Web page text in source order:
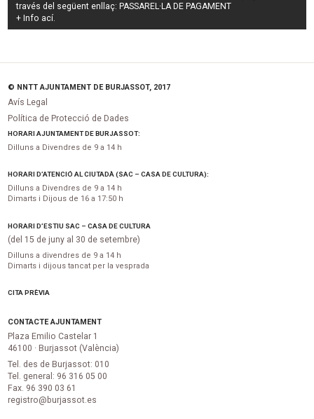
través del següent enllaç:PASSAREL·LA DE PAGAMENT
+ Info ací
© NNTT AJUNTAMENT DE BURJASSOT, 2017
Avís Legal
Política de Protecció de Dades
HORARI AJUNTAMENT DE BURJASSOT:
Dilluns a Divendres de 9 a 14 h
HORARI D’ATENCIÓ AL CIUTADÀ (SAC – CASA DE CULTURA):
Dilluns a Divendres de 9 a 14 h
Dimarts i Dijous de 16 a 17:50 h
HORARI D’ESTIU SAC – CASA DE CULTURA
(del 15 de juny al 30 de setembre)
Dilluns a divendres de 9 a 14 h
Dimarts i dijous tancat per la vesprada
CITA PRÈVIA
CONTACTE AJUNTAMENT
Plaza Emilio Castelar 1
46100 · Burjassot (València)
Tel. des de Burjassot: 010
Tel. general: 96 316 05 00
Fax. 96 390 03 61
registro@burjassot.es